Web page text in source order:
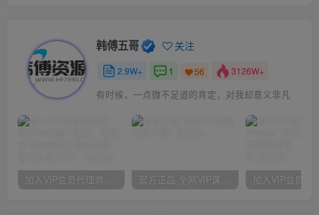
韩傅五哥 关注
2.9W+ 1 56 3126W+
有时候，一点微不足道的肯定，对我却意义非凡
加入VIP会员代理商，享90%的推广提成，免费学习多种网上创业课程，菜鸟秒变大神！ 官方正品 全网VIP课程 无损下载~